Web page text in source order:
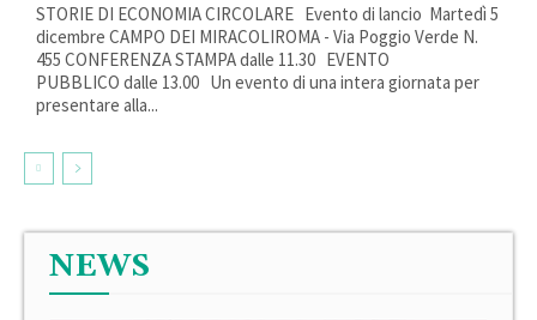
STORIE DI ECONOMIA CIRCOLARE Evento di lancio Martedì 5
dicembre CAMPO DEI MIRACOLIROMA - Via Poggio Verde N.
455 CONFERENZA STAMPA dalle 11.30 EVENTO
PUBBLICO dalle 13.00 Un evento di una intera giornata per
presentare alla...
NEWS